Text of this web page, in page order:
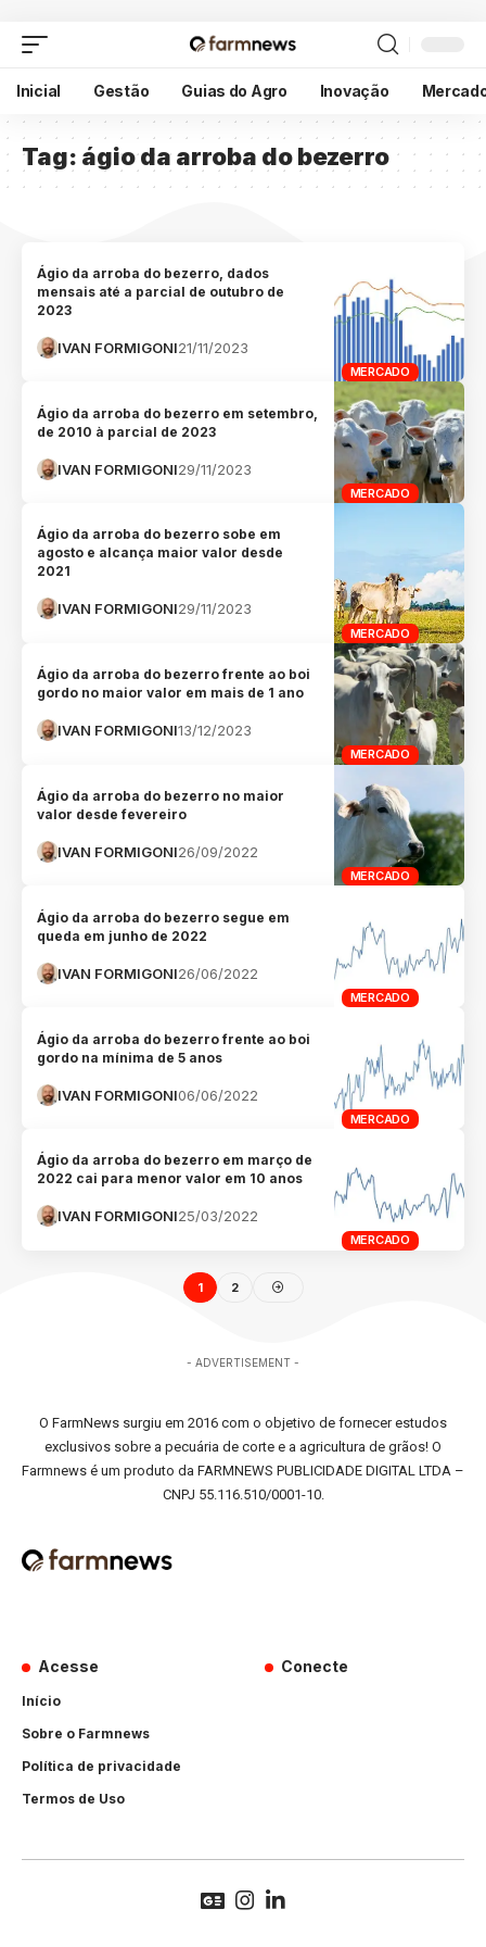
Inicial Gestão Guias do Agro Inovação
Tag: ágio da arroba do bezerro
MERCADO
Ágio da arroba do bezerro, dados
mensais até a parcial de outubro de
2023
IVAN FORMIGONI21/11/2023
MERCADO
Ágio da arroba do bezerro em setembro,
de 2010 à parcial de 2023
IVAN FORMIGONI29/11/2023
MERCADO
Ágio da arroba do bezerro sobe em
agosto e alcança maior valor desde
2021
IVAN FORMIGONI29/11/2023
MERCADO
Ágio da arroba do bezerro frente ao boi
gordo no maior valor em mais de 1 ano
IVAN FORMIGONI13/12/2023
MERCADO
Ágio da arroba do bezerro no maior
valor desde fevereiro
IVAN FORMIGONI26/09/2022
MERCADO
Ágio da arroba do bezerro segue em
queda em junho de 2022
IVAN FORMIGONI26/06/2022
MERCADO
Ágio da arroba do bezerro frente ao boi
gordo na mínima de 5 anos
IVAN FORMIGONI06/06/2022
MERCADO
Ágio da arroba do bezerro em março de
2022 cai para menor valor em 10 anos
IVAN FORMIGONI25/03/2022
1 2
- ADVERTISEMENT -
O FarmNews surgiu em 2016 com o objetivo de fornecer estudos
exclusivos sobre a pecuária de corte e a agricultura de grãos! O
Farmnews é um produto da FARMNEWS PUBLICIDADE DIGITAL LTDA –
CNPJ 55.116.510/0001-10.
Acesse
Início
Sobre o Farmnews
Política de privacidade
Termos de Uso
Conecte